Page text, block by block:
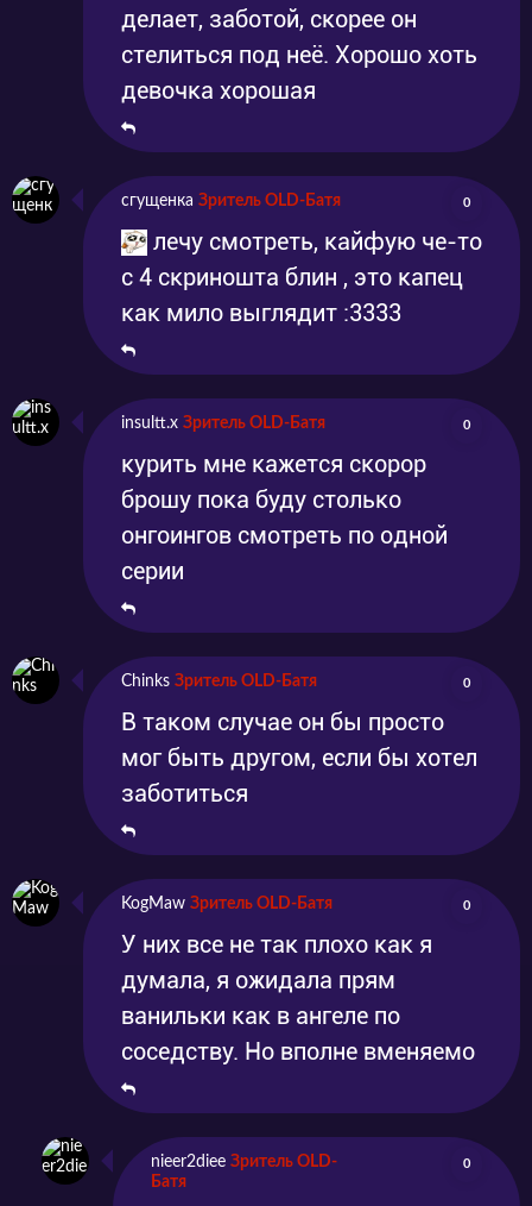
делает, заботой, скорее он
стелиться под неё. Хорошо хоть
девочка хорошая
сгущенка Зритель OLD-Батя 0
лечу смотреть, кайфую че-то
с 4 скриношта блин , это капец
как мило выглядит :3333
insultt.x Зритель OLD-Батя 0
курить мне кажется скорор
брошу пока буду столько
онгоингов смотреть по одной
серии
Chinks Зритель OLD-Батя 0
В таком случае он бы просто
мог быть другом, если бы хотел
заботиться
KogMaw Зритель OLD-Батя 0
У них все не так плохо как я
думала, я ожидала прям
ванильки как в ангеле по
соседству. Но вполне вменяемо
nieer2diee Зритель OLD-
Батя
0